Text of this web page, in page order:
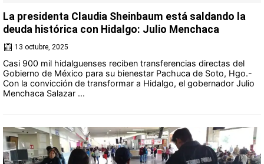
La presidenta Claudia Sheinbaum está saldando la
deuda histórica con Hidalgo: Julio Menchaca
13 octubre, 2025
Casi 900 mil hidalguenses reciben transferencias directas del
Gobierno de México para su bienestar Pachuca de Soto, Hgo.-
Con la convicción de transformar a Hidalgo, el gobernador Julio
Menchaca Salazar ...